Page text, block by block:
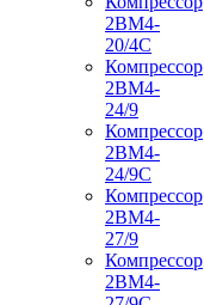
2ВМ4-
20/4С
Компрессор
2ВМ4-
24/9
Компрессор
2ВМ4-
24/9С
Компрессор
2ВМ4-
27/9
Компрессор
2ВМ4-